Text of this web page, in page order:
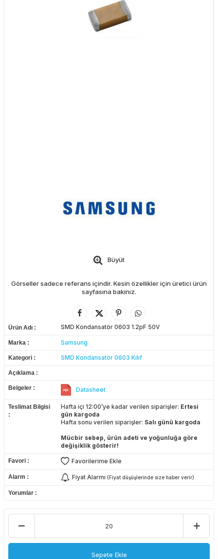
Büyüt
Görseller sadece referans içindir. Kesin özellikler için üretici ürün
sayfasına bakınız.
Ürün Adı SMD Kondansatör 0603 1.2pF 50V
Marka Samsung
Kategori SMD Kondansatör 0603 Kılıf
Açıklama
Belgeler Datasheet
Teslimat Bilgisi Hafta içi 12:00’ye kadar verilen siparişler: Ertesi
gün kargoda
Hafta sonu verilen siparişler: Salı günü kargoda
Mücbir sebep, ürün adeti ve yoğunluğa göre
değişiklik gösterir!
Favori Favorilerime Ekle
Alarm Fiyat Alarmı (Fiyat düşüşlerinde size haber verir)
Yorumlar
Sepete Ekle